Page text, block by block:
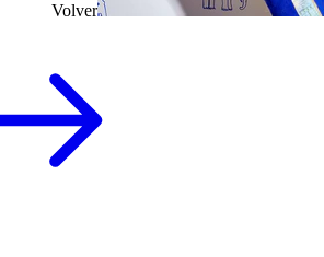
Volver